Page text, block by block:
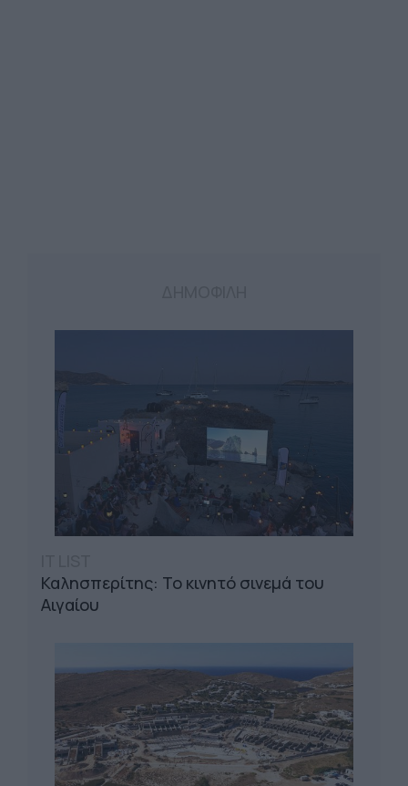
Καλησπερίτης: Το κινητό σινεμά του
Αιγαίου